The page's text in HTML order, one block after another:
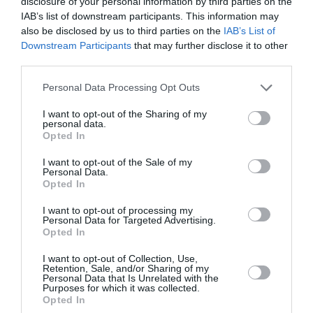
IAB’s list of downstream participants. This information may
also be disclosed by us to third parties on the IAB’s List of
Downstream Participants that may further disclose it to other
Personal Data Processing Opt Outs
I want to opt-out of the Sharing of my
personal data.
Opted In
I want to opt-out of the Sale of my
Personal Data.
Opted In
I want to opt-out of processing my
Personal Data for Targeted Advertising.
Opted In
I want to opt-out of Collection, Use,
Retention, Sale, and/or Sharing of my
Personal Data that Is Unrelated with the
Purposes for which it was collected.
Opted In
Penitenciarelor (ANP) și duși la Penitenciarul din
Rahova.
„Având în vedere informaţiile apărute în spaţiul
public, cu privire la extrădarea a 13 cetăţeni de
executării pedepselor privative de libertate aplicate
în baza mandatelor de executare, în ţara de origine,
Administraţia Naţională a Penitenciarelor confirmă
preluarea acestora în cursul zilei de astăzi,
02.04.2019, urmând a fi desfăşurate demersurile
necesare în vederea încarcerării la Penitenciarul
Sorin Cehan